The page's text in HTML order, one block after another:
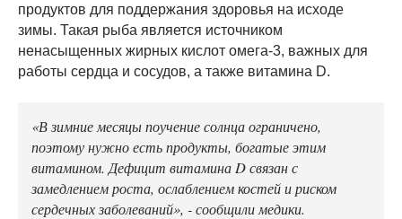
продуктов для поддержания здоровья на исходе
зимы. Такая рыба является источником
ненасыщенных жирных кислот омега-3, важных для
работы сердца и сосудов, а также витамина D.
«В зимние месяцы поучение солнца ограничено,
поэтому нужно есть продукты, богатые этим
витамином. Дефицит витамина D связан с
замедлением роста, ослаблением костей и риском
сердечных заболеваний», - сообщили медики.